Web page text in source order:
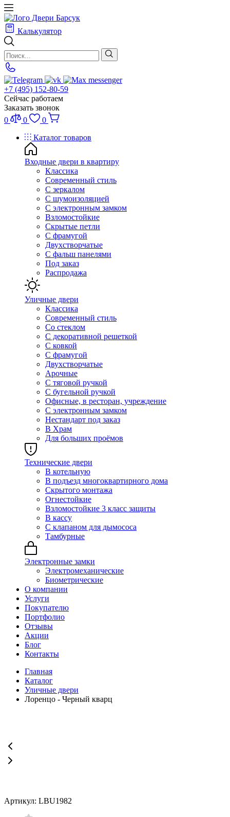
Калькулятор
+7 (495) 152-80-59
Сейчас работаем
Заказать звонок
0
0
0
Каталог товаров
Входные двери в квартиру
Классика
Современный стиль
С зеркалом
С шумоизоляцией
С электронным замком
Взломостойкие
Скрытые петли
С фрамугой
Двухстворчатые
С фальш панелями
Под заказ
Распродажа
Уличные двери
Классика
Современный стиль
Со стеклом
С декоративной решеткой
С ковкой
С фрамугой
Двухстворчатые
Арочные
С тяговой ручкой
С бугельной ручкой
Офисные, в ресторан, учреждение
С электронным замком
Нестандарт под заказ
В Храм
Для больших проёмов
Технические двери
В котельную
В подъезд многоквартирного дома
Скрытого монтажа
Огнестойкие
Взломостойкие 3 класс защиты
В кассу
С клапаном для дымососа
Тамбурные
Электронные замки
Электромеханические
Биометрические
О компании
Услуги
Покупателю
Портфолио
Отзывы
Акции
Блог
Контакты
Главная
Каталог
Уличные двери
Лоренцо - Черный кварц
Артикул: LBU1982